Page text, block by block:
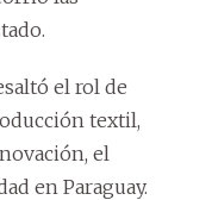
el rol de
textil,
el
en Paraguay.